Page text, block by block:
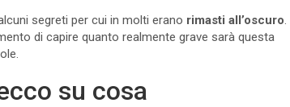
segreti per cui in molti erano rimasti all’oscuro
di capire quanto realmente grave sarà questa
su cosa